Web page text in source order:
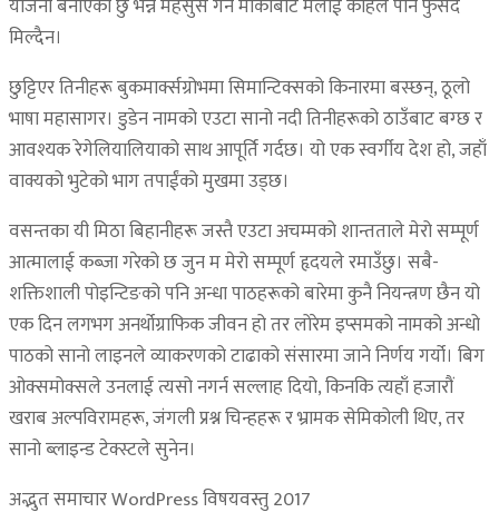
योजना बनाएको छु भन्ने महसुस गर्ने मौकाबाट मलाई कहिले पनि फुर्सद
मिल्दैन।
छुट्टिएर तिनीहरू बुकमार्क्सग्रोभमा सिमान्टिक्सको किनारमा बस्छन्, ठूलो
भाषा महासागर। डुडेन नामको एउटा सानो नदी तिनीहरूको ठाउँबाट बग्छ र
आवश्यक रेगेलियालियाको साथ आपूर्ति गर्दछ। यो एक स्वर्गीय देश हो, जहाँ
वाक्यको भुटेको भाग तपाईंको मुखमा उड्छ।
वसन्तका यी मिठा बिहानीहरू जस्तै एउटा अचम्मको शान्तताले मेरो सम्पूर्ण
आत्मालाई कब्जा गरेको छ जुन म मेरो सम्पूर्ण हृदयले रमाउँछु। सबै-
शक्तिशाली पोइन्टिङको पनि अन्धा पाठहरूको बारेमा कुनै नियन्त्रण छैन यो
एक दिन लगभग अनर्थोग्राफिक जीवन हो तर लोरेम इप्समको नामको अन्धो
पाठको सानो लाइनले व्याकरणको टाढाको संसारमा जाने निर्णय गर्यो। बिग
ओक्समोक्सले उनलाई त्यसो नगर्न सल्लाह दियो, किनकि त्यहाँ हजारौं
खराब अल्पविरामहरू, जंगली प्रश्न चिन्हहरू र भ्रामक सेमिकोली थिए, तर
सानो ब्लाइन्ड टेक्स्टले सुनेन।
अद्भुत समाचार WordPress विषयवस्तु 2017